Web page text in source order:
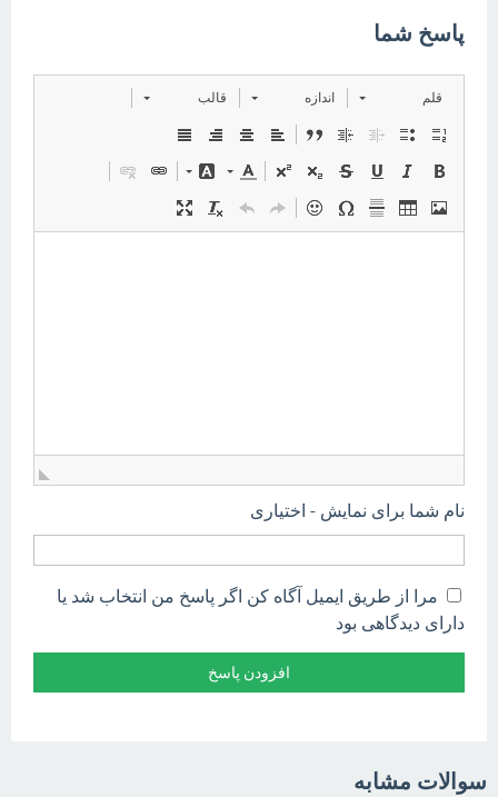
پاسخ شما
قلم اندازه قالب
نام شما برای نمایش - اختیاری
مرا از طریق ایمیل آگاه کن اگر پاسخ من انتخاب شد یا
دارای دیدگاهی بود
سوالات مشابه